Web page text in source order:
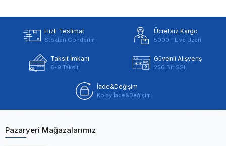
Hızlı Teslimat
Stoktan Gönderim
Ücretsiz Kargo
5000 TL ve Üzeri
Taksit İmkanı
6-9 Taksit
Güvenli Alışveriş
256 Bit SSL
İade&Değişim
Kolay İade&Değişim
Pazaryeri Mağazalarımız